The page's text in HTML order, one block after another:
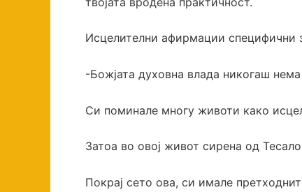
Исцелителни афирмации специфични
-Божјата духовна влада никогаш
Си поминале многу животи како
Затоа во овој живот сирена од
Покрај сето ова, си имале